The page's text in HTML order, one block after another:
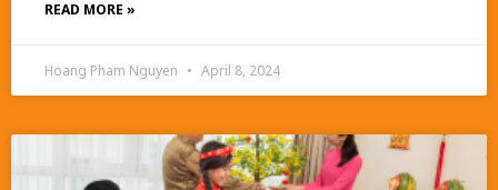
READ MORE »
Hoang Pham Nguyen April 8, 2024